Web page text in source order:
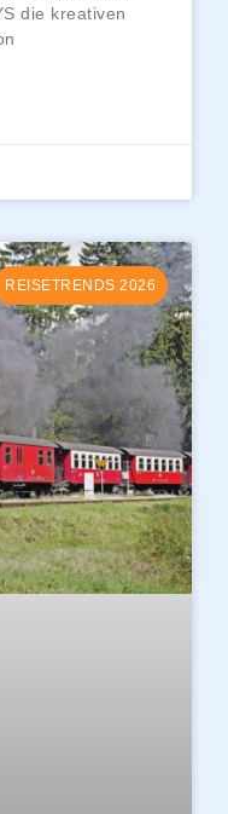
die kreativen
REISETRENDS 2026